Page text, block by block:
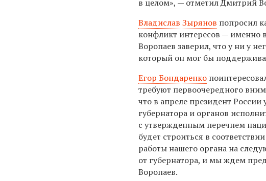
в целом», — отметил Дмитрий
Владислав Зырянов попросил
конфликт интересов — именно
Воропаев заверил, что у ни у
который он мог бы
Егор Бондаренко
требуют первоочередного
что в апреле президент
губернатора и органов
с утвержденным перечнем
будет строиться в
работы нашего органа на
от губернатора, и мы ждем
Воропаев.